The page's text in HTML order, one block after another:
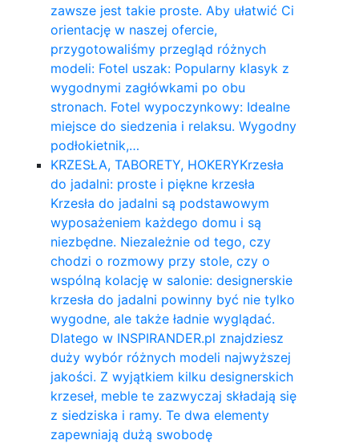
zawsze jest takie proste. Aby ułatwić Ci
orientację w naszej ofercie,
przygotowaliśmy przegląd różnych
modeli: Fotel uszak: Popularny klasyk z
wygodnymi zagłówkami po obu
stronach. Fotel wypoczynkowy: Idealne
miejsce do siedzenia i relaksu. Wygodny
podłokietnik,…
KRZESŁA, TABORETY, HOKERYKrzesła
do jadalni: proste i piękne krzesła
Krzesła do jadalni są podstawowym
wyposażeniem każdego domu i są
niezbędne. Niezależnie od tego, czy
chodzi o rozmowy przy stole, czy o
wspólną kolację w salonie: designerskie
krzesła do jadalni powinny być nie tylko
wygodne, ale także ładnie wyglądać.
Dlatego w INSPIRANDER.pl znajdziesz
duży wybór różnych modeli najwyższej
jakości. Z wyjątkiem kilku designerskich
krzeseł, meble te zazwyczaj składają się
z siedziska i ramy. Te dwa elementy
zapewniają dużą swobodę